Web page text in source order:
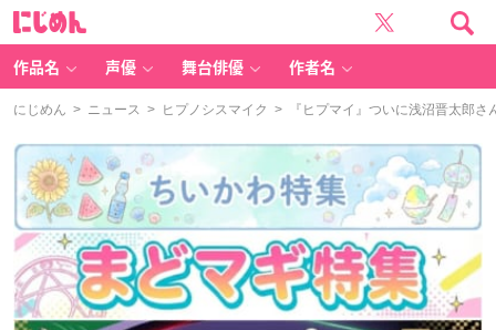
作品名 声優 舞台俳優 作者名
にじめん > ニュース > ヒプノシスマイク > 『ヒプマイ』ついに浅沼晋太郎さ